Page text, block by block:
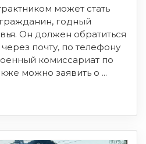
может стать
годный
Он должен обратиться
почту, по телефону
комиссариат по
можно заявить о ...